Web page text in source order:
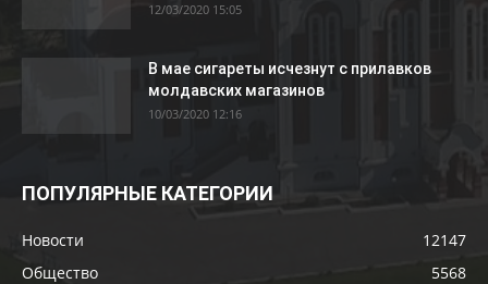
12/03/2020 15:05
В мае сигареты исчезнут с прилавков
молдавских магазинов
10/03/2020 12:16
ПОПУЛЯРНЫЕ КАТЕГОРИИ
Новости
12147
Общество
5568